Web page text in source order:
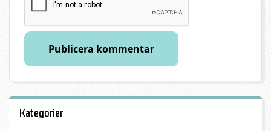
Kategorier